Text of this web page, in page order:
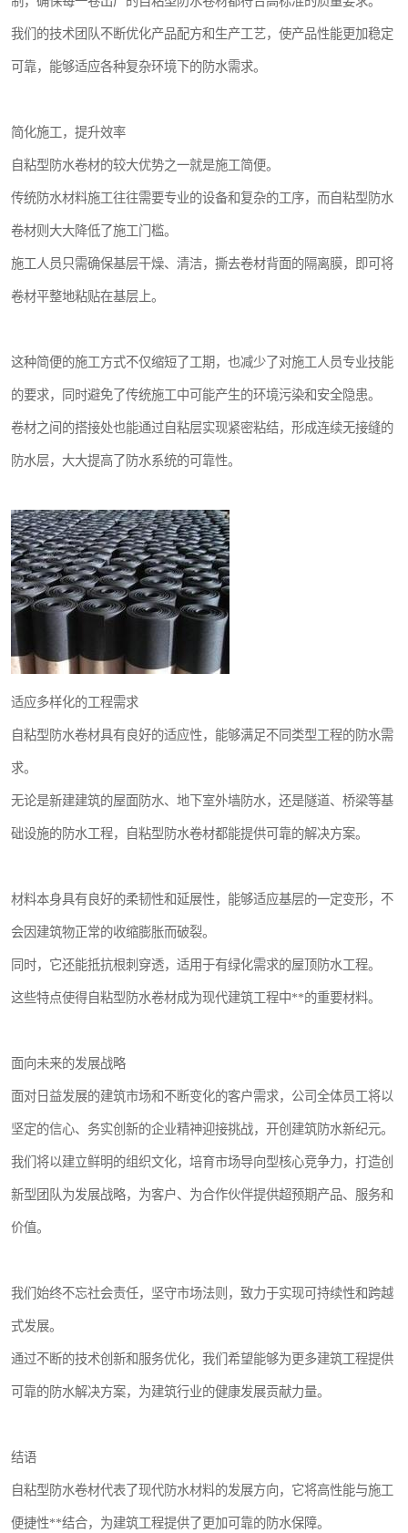
我们的技术团队不断优化产品配方和生产工艺，使产品性能更加稳定
可靠，能够适应各种复杂环境下的防水需求。
简化施工，提升效率
自粘型防水卷材的较大优势之一就是施工简便。
传统防水材料施工往往需要专业的设备和复杂的工序，而自粘型防水
卷材则大大降低了施工门槛。
施工人员只需确保基层干燥、清洁，撕去卷材背面的隔离膜，即可将
卷材平整地粘贴在基层上。
这种简便的施工方式不仅缩短了工期，也减少了对施工人员专业技能
的要求，同时避免了传统施工中可能产生的环境污染和安全隐患。
卷材之间的搭接处也能通过自粘层实现紧密粘结，形成连续无接缝的
防水层，大大提高了防水系统的可靠性。
适应多样化的工程需求
自粘型防水卷材具有良好的适应性，能够满足不同类型工程的防水需
求。
无论是新建建筑的屋面防水、地下室外墙防水，还是隧道、桥梁等基
础设施的防水工程，自粘型防水卷材都能提供可靠的解决方案。
材料本身具有良好的柔韧性和延展性，能够适应基层的一定变形，不
会因建筑物正常的收缩膨胀而破裂。
同时，它还能抵抗根刺穿透，适用于有绿化需求的屋顶防水工程。
这些特点使得自粘型防水卷材成为现代建筑工程中**的重要材料。
面向未来的发展战略
面对日益发展的建筑市场和不断变化的客户需求，公司全体员工将以
坚定的信心、务实创新的企业精神迎接挑战，开创建筑防水新纪元。
我们将以建立鲜明的组织文化，培育市场导向型核心竞争力，打造创
新型团队为发展战略，为客户、为合作伙伴提供超预期产品、服务和
价值。
我们始终不忘社会责任，坚守市场法则，致力于实现可持续性和跨越
式发展。
通过不断的技术创新和服务优化，我们希望能够为更多建筑工程提供
可靠的防水解决方案，为建筑行业的健康发展贡献力量。
结语
自粘型防水卷材代表了现代防水材料的发展方向，它将高性能与施工
便捷性**结合，为建筑工程提供了更加可靠的防水保障。